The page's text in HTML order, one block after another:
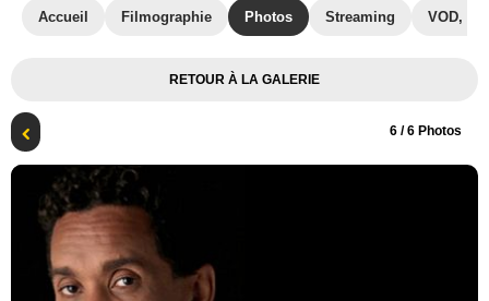
Accueil Filmographie Photos Streaming VOD,
RETOUR À LA GALERIE
6 / 6 Photos